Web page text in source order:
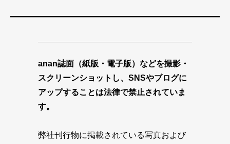
anan誌面（紙版・電子版）などを撮影・
スクリーンショットし、SNSやブログに
アップすることは法律で禁止されていま
す。
弊社刊行物に掲載されている写真および